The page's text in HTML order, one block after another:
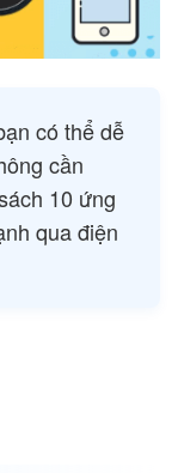
có thể dễ
cần
10 ứng
qua điện